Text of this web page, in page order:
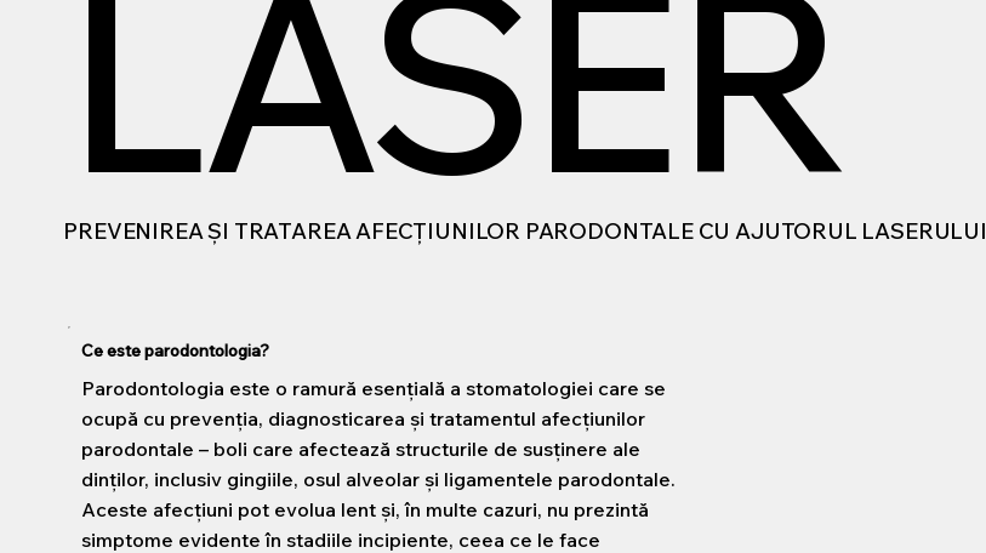
LASER
PREVENIREA ȘI TRATAREA AFECȚIUNILOR PARODONTALE CU AJUTORUL LASERULUI
Ce este parodontologia?
Parodontologia este o ramură esențială a stomatologiei care se
ocupă cu prevenția, diagnosticarea și tratamentul afecțiunilor
parodontale – boli care afectează structurile de susținere ale
dinților, inclusiv gingiile, osul alveolar și ligamentele parodontale.
Aceste afecțiuni pot evolua lent și, în multe cazuri, nu prezintă
simptome evidente în stadiile incipiente, ceea ce le face